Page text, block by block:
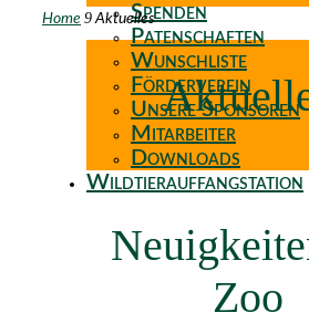
Spenden
Patenschaften
Wunschliste
Förderverein
Unsere Sponsoren
Mitarbeiter
Downloads
Wildtierauffangstation
Home 9 Aktuelles
Zoo